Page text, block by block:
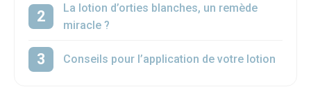
La lotion d’orties blanches, un remède
miracle ?
Conseils pour l’application de votre lotion